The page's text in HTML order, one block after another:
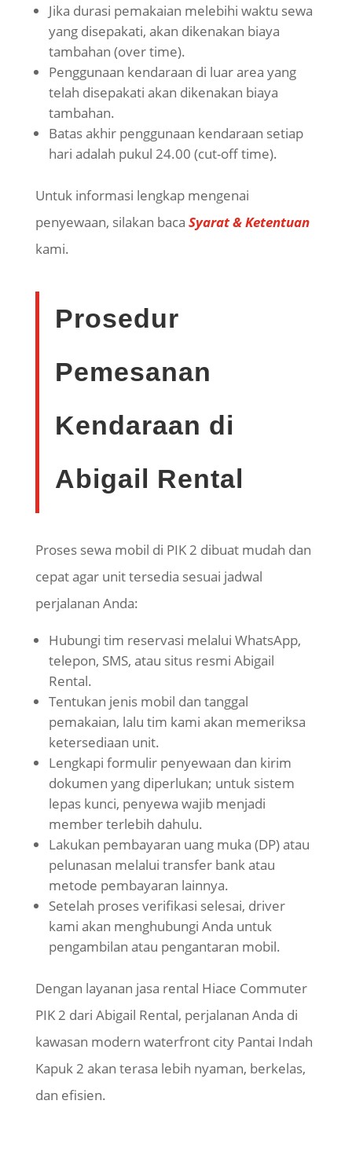
Jika durasi pemakaian melebihi waktu sewa
yang disepakati, akan dikenakan biaya
tambahan (over time).
Penggunaan kendaraan di luar area yang
telah disepakati akan dikenakan biaya
tambahan.
Batas akhir penggunaan kendaraan setiap
hari adalah pukul 24.00 (cut-off time).
Untuk informasi lengkap mengenai
penyewaan, silakan baca Syarat & Ketentuan
kami.
Prosedur
Pemesanan
Kendaraan di
Abigail Rental
Proses sewa mobil di PIK 2 dibuat mudah dan
cepat agar unit tersedia sesuai jadwal
perjalanan Anda:
Hubungi tim reservasi melalui WhatsApp,
telepon, SMS, atau situs resmi Abigail
Rental.
Tentukan jenis mobil dan tanggal
pemakaian, lalu tim kami akan memeriksa
ketersediaan unit.
Lengkapi formulir penyewaan dan kirim
dokumen yang diperlukan; untuk sistem
lepas kunci, penyewa wajib menjadi
member terlebih dahulu.
Lakukan pembayaran uang muka (DP) atau
pelunasan melalui transfer bank atau
metode pembayaran lainnya.
Setelah proses verifikasi selesai, driver
kami akan menghubungi Anda untuk
pengambilan atau pengantaran mobil.
Dengan layanan jasa rental Hiace Commuter
PIK 2 dari Abigail Rental, perjalanan Anda di
kawasan modern waterfront city Pantai Indah
Kapuk 2 akan terasa lebih nyaman, berkelas,
dan efisien.